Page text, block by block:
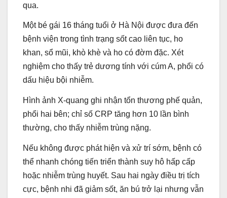
qua.
Một bé gái 16 tháng tuổi ở Hà Nội được đưa đến
bệnh viện trong tình trạng sốt cao liên tục, ho
khan, sổ mũi, khò khè và ho có đờm đặc. Xét
nghiệm cho thấy trẻ dương tính với cúm A, phổi có
dấu hiệu bội nhiễm.
Hình ảnh X-quang ghi nhận tổn thương phế quản,
phổi hai bên; chỉ số CRP tăng hơn 10 lần bình
thường, cho thấy nhiễm trùng nặng.
Nếu không được phát hiện và xử trí sớm, bệnh có
thể nhanh chóng tiến triển thành suy hô hấp cấp
hoặc nhiễm trùng huyết. Sau hai ngày điều trị tích
cực, bệnh nhi đã giảm sốt, ăn bú trở lại nhưng vẫn